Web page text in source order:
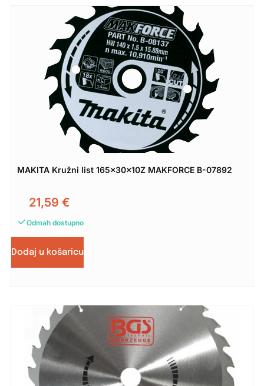
MAKITA Kružni list 165x30x10Z MAKFORCE B-07892
21,59 €
Odmah dostupno
Dodaj u košaricu